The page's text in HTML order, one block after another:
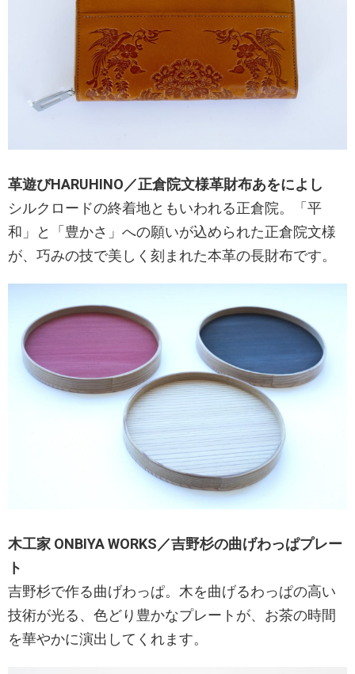
革遊びHARUHINO／正倉院文様革財布あをによし
シルクロードの終着地ともいわれる正倉院。「平
和」と「豊かさ」への願いが込められた正倉院文様
が、巧みの技で美しく刻まれた本革の長財布です。
木工家 ONBIYA WORKS／吉野杉の曲げわっぱプレー
ト
吉野杉で作る曲げわっぱ。木を曲げるわっぱの高い
技術が光る、色どり豊かなプレートが、お茶の時間
を華やかに演出してくれます。